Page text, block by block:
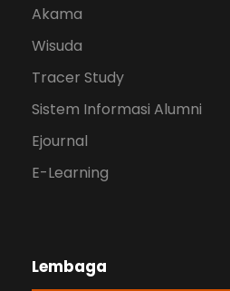
Akama
Wisuda
Tracer Study
Sistem Informasi Alumni
Ejournal
E-Learning
Lembaga